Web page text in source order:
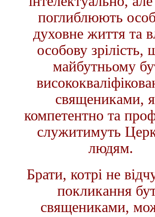
поглиблюють
духовне життя та
особову зрілість,
майбутньому
священиками,
компетентно та
служитимуть
людям.
Брати, котрі не
покликання
священиками,